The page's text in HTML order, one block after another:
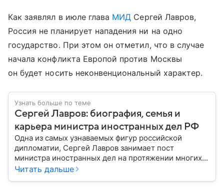
Как заявлял в июле глава МИД Сергей Лавров,
Россия не планирует нападения ни на одно
государство. При этом он отметил, что в случае
начала конфликта Европой против Москвы
он будет носить неконвенциональный характер.
Узнать больше по теме
Сергей Лавров: биография, семья и
карьера министра иностранных дел РФ
Одна из самых узнаваемых фигур российской
дипломатии, Сергей Лавров занимает пост
министра иностранных дел на протяжении многих
лет. Его деятельность охватывает сложные
Читать дальше